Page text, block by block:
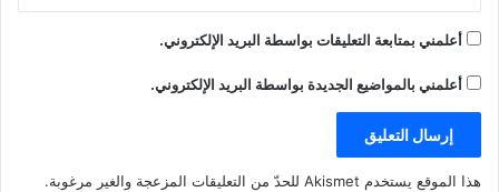
أعلمني بمتابعة التعليقات بواسطة البريد الإلكتروني.
أعلمني بالمواضيع الجديدة بواسطة البريد الإلكتروني.
هذا الموقع يستخدم Akismet للحدّ من التعليقات المزعجة والغير مرغوبة.